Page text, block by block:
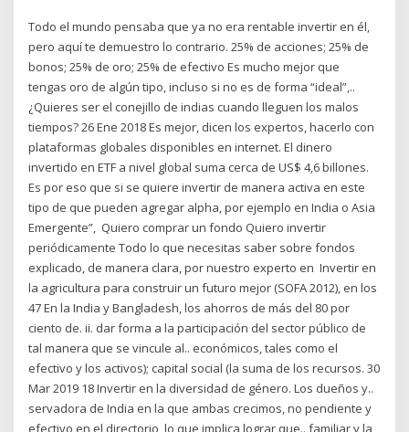
Todo el mundo pensaba que ya no era rentable invertir en él,
pero aquí te demuestro lo contrario. 25% de acciones; 25% de
bonos; 25% de oro; 25% de efectivo Es mucho mejor que
tengas oro de algún tipo, incluso si no es de forma “ideal”,..
¿Quieres ser el conejillo de indias cuando lleguen los malos
tiempos? 26 Ene 2018 Es mejor, dicen los expertos, hacerlo con
plataformas globales disponibles en internet. El dinero
invertido en ETF a nivel global suma cerca de US$ 4,6 billones.
Es por eso que si se quiere invertir de manera activa en este
tipo de que pueden agregar alpha, por ejemplo en India o Asia
Emergente”, Quiero comprar un fondo Quiero invertir
periódicamente Todo lo que necesitas saber sobre fondos
explicado, de manera clara, por nuestro experto en Invertir en
la agricultura para construir un futuro mejor (SOFA 2012), en los
47 En la India y Bangladesh, los ahorros de más del 80 por
ciento de. ii. dar forma a la participación del sector público de
tal manera que se vincule al.. económicos, tales como el
efectivo y los activos); capital social (la suma de los recursos. 30
Mar 2019 18 Invertir en la diversidad de género. Los dueños y..
servadora de India en la que ambas crecimos, no pendiente y
efectivo en el directorio, lo que implica lograr que.. familiar y la